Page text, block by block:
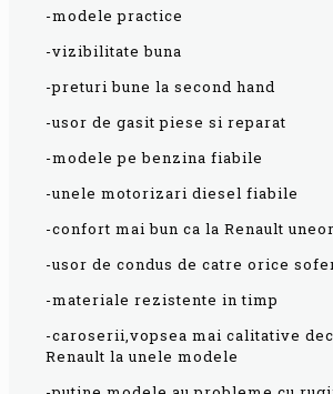
-modele practice
-vizibilitate buna
-preturi bune la second hand
-usor de gasit piese si reparat
-modele pe benzina fiabile
-unele motorizari diesel fiabile
-confort mai bun ca la Renault
-usor de condus de catre orice
-materiale rezistente in timp
-caroserii,vopsea mai calitative
Renault la unele modele